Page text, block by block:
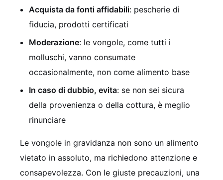
Acquista da fonti affidabili: pescherie di
fiducia, prodotti certificati
Moderazione: le vongole, come tutti i
molluschi, vanno consumate
occasionalmente, non come alimento base
In caso di dubbio, evita: se non sei sicura
della provenienza o della cottura, è meglio
rinunciare
Le vongole in gravidanza non sono un alimento
vietato in assoluto, ma richiedono attenzione e
consapevolezza. Con le giuste precauzioni, una